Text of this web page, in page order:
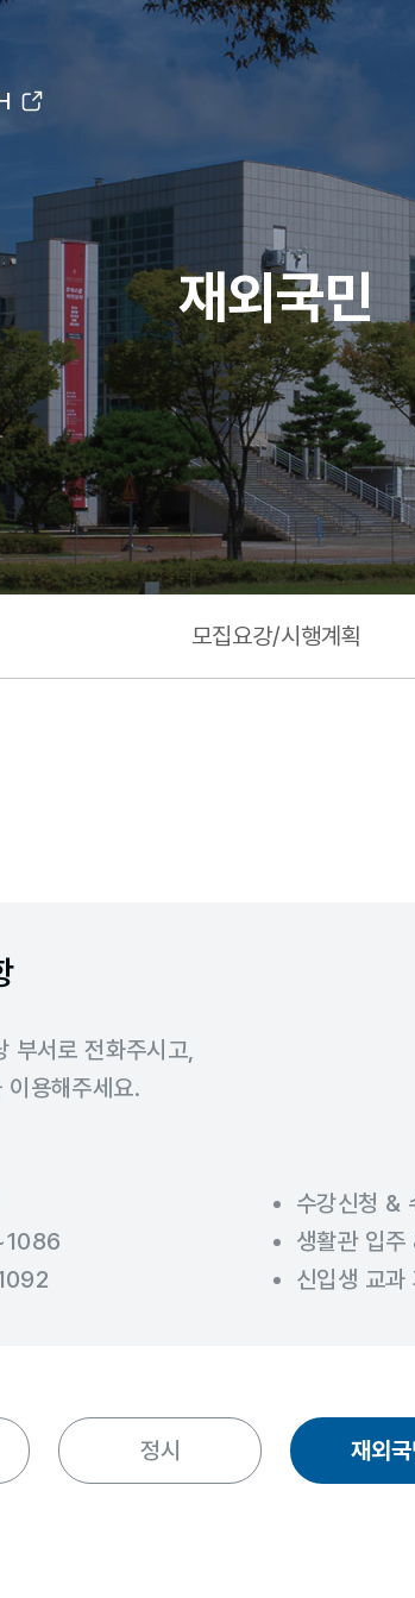
재외국민
모집요강/시행계획
부서로 전화주시고,
이용해주세요.
수강신청
생활관 입
신입생 교
정시 재외